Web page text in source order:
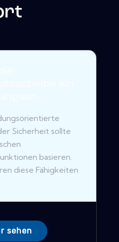
Sicherheit sollte
basieren.
diese Fähigkeiten
sehen